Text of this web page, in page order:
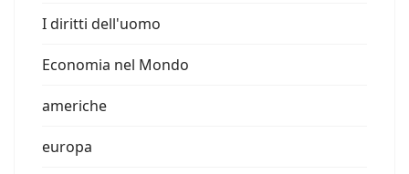
I diritti dell'uomo
Economia nel Mondo
americhe
europa